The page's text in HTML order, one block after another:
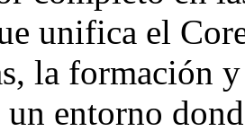
unifica el
la formación
entorno